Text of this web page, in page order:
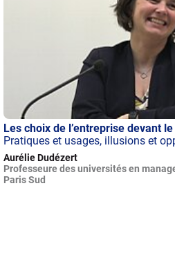
Les choix de l’entreprise devant
Pratiques et usages, illusions et
Aurélie Dudézert
Professeure des universités en
Paris Sud